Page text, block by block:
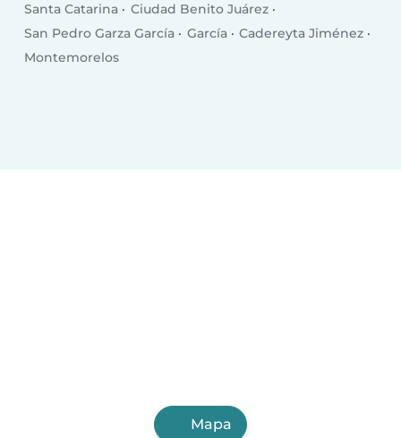
Santa Catarina
Ciudad Benito Juárez
San Pedro Garza García
García
Cadereyta Jiménez
Montemorelos
Mapa